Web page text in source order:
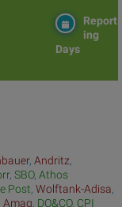
Report
ing
Days
, Andritz,
, SBO, Athos
Post, Wolftank-Adisa,
Amag, DO&CO, CPI